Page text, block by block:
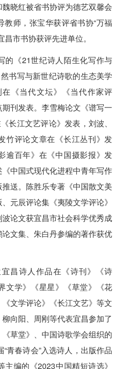
晓红被省书协评为德艺双馨会
教师，张宝华获评省书协“万福
市书协获评先进单位。
的《21世纪诗人陌生化写作与
书写与新世纪诗歌的生态美学
《当代文坛》《当代作家评
刊发表。李雪梅论文《谱写一
长江文艺评论》发表，刘波、
竹评论文章在《长江丛刊》发
逾百年》在《中国摄影报》发
中国式现代化进程中青年写作
送。陈胜乐专著《中国散文美
元辰评论集《夷陵文学评论》
论文获宜昌市社会科学优秀成
文集、朱白丹参编的著作获优
宜昌诗人作品在《诗刊》《诗
文学》《星星》《草堂》《花
文学评论》《长江文艺》等文
向阳、周刚等代表宜昌参加了
草堂》、中国诗歌学会组织的
青春诗会”入选诗人，出版作品
编的《2023中国精短诗选》